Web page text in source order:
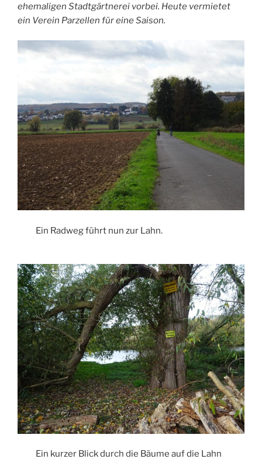
ehemaligen Stadtgärtnerei vorbei. Heute vermietet
ein Verein Parzellen für eine Saison.
Ein Radweg führt nun zur Lahn.
Ein kurzer Blick durch die Bäume auf die Lahn